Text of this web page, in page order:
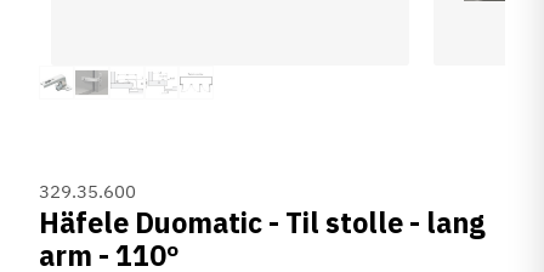
329.35.600
Häfele Duomatic - Til stolle - lang
arm - 110º